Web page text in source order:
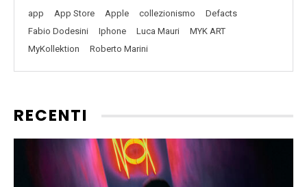
app App Store Apple collezionismo
Defacts
Fabio Dodesini
Iphone Luca Mauri
MYK ART
MyKollektion
Roberto Marini
RECENTI